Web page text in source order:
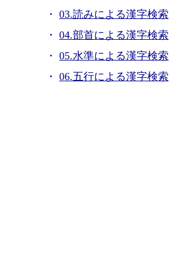
03.読みによる漢字検索
04.部首による漢字検索
05.水準による漢字検索
06.五行による漢字検索